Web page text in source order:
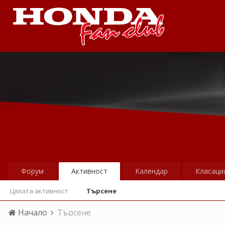
Форум Активност
Цялата активност Търсене
Календар
Начало Търсене